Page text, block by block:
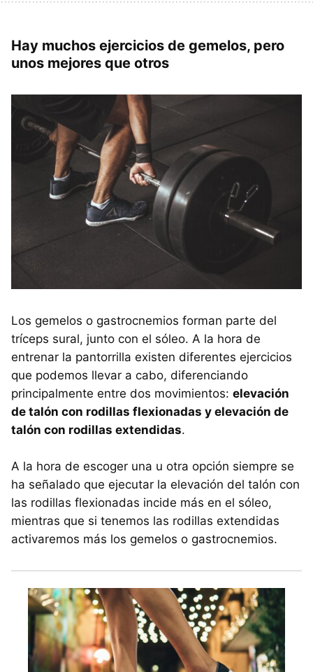
Hay muchos ejercicios de gemelos, pero
unos mejores que otros
Los gemelos o gastrocnemios forman parte del
tríceps sural, junto con el sóleo. A la hora de
entrenar la pantorrilla existen diferentes ejercicios
que podemos llevar a cabo, diferenciando
principalmente entre dos movimientos: elevación
de talón con rodillas flexionadas y elevación de
talón con rodillas extendidas.
A la hora de escoger una u otra opción siempre se
ha señalado que ejecutar la elevación del talón con
las rodillas flexionadas incide más en el sóleo,
mientras que si tenemos las rodillas extendidas
activaremos más los gemelos o gastrocnemios.